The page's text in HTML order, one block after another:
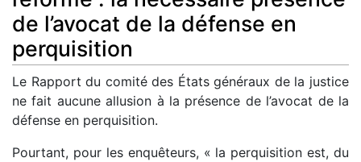
de l’avocat de la défense en
perquisition
Le Rapport du comité des États généraux de la justice
ne fait aucune allusion à la présence de l’avocat de la
défense en perquisition.
Pourtant, pour les enquêteurs, « la perquisition est, du